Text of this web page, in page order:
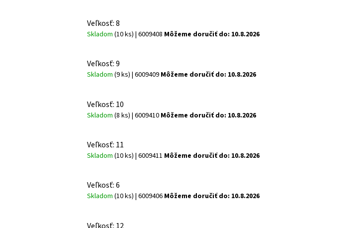
Veľkosť: 8
Skladom (10 ks) | 6009408 Môžeme doručiť do: 10.8.2026
Veľkosť: 9
Skladom (9 ks) | 6009409 Môžeme doručiť do: 10.8.2026
Veľkosť: 10
Skladom (8 ks) | 6009410 Môžeme doručiť do: 10.8.2026
Veľkosť: 11
Skladom (10 ks) | 6009411 Môžeme doručiť do: 10.8.2026
Veľkosť: 6
Skladom (10 ks) | 6009406 Môžeme doručiť do: 10.8.2026